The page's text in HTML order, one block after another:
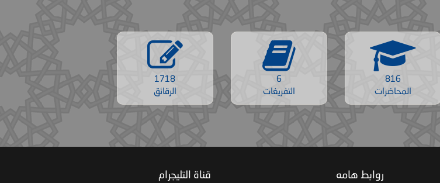
816
المحاضرات
6
التفريغات
1718
الرقائق
روابط هامه ‏ قناة التليجرام